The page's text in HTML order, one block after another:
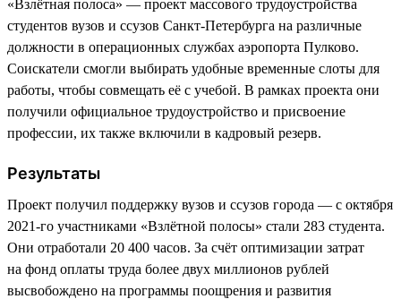
«Взлётная полоса» — проект массового трудоустройства
студентов вузов и ссузов Санкт-Петербурга на различные
должности в операционных службах аэропорта Пулково.
Соискатели смогли выбирать удобные временные слоты для
работы, чтобы совмещать её с учебой. В рамках проекта они
получили официальное трудоустройство и присвоение
профессии, их также включили в кадровый резерв.
Результаты
Проект получил поддержку вузов и ссузов города — с октября
2021-го участниками «Взлётной полосы» стали 283 студента.
Они отработали 20 400 часов. За счёт оптимизации затрат
на фонд оплаты труда более двух миллионов рублей
высвобождено на программы поощрения и развития